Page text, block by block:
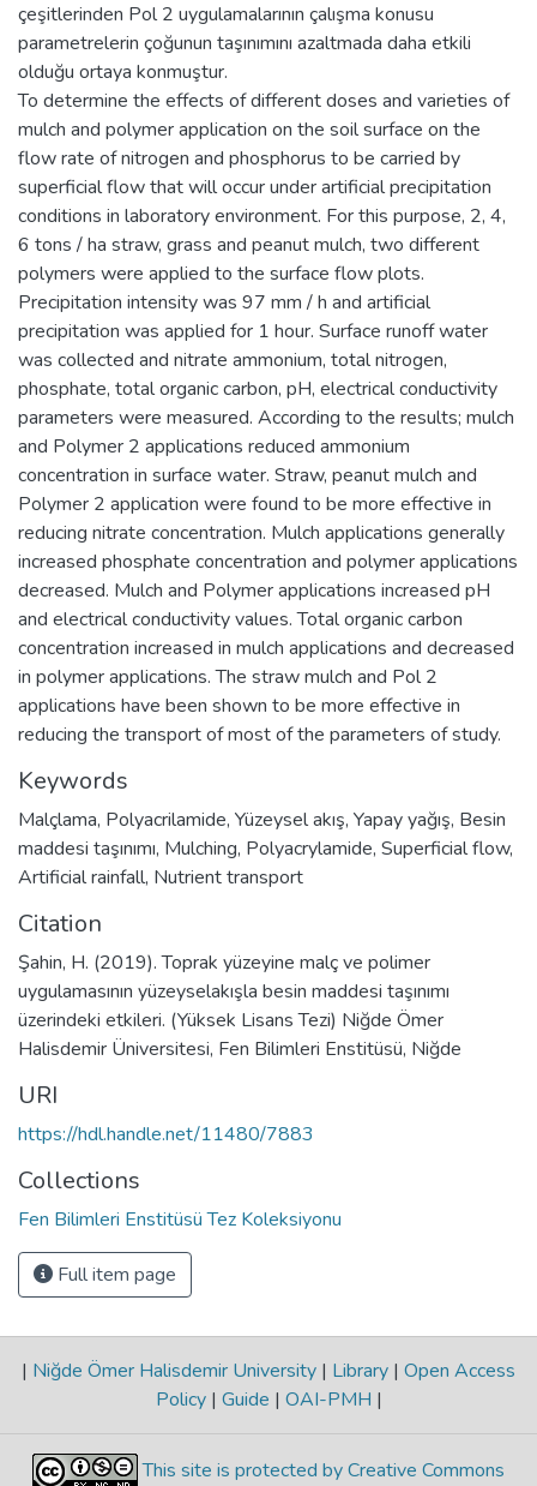
çeşitlerinden Pol 2 uygulamalarının çalışma konusu
parametrelerin çoğunun taşınımını azaltmada daha etkili
olduğu ortaya konmuştur.
To determine the effects of different doses and varieties of
mulch and polymer application on the soil surface on the
flow rate of nitrogen and phosphorus to be carried by
superficial flow that will occur under artificial precipitation
conditions in laboratory environment. For this purpose, 2, 4,
6 tons / ha straw, grass and peanut mulch, two different
polymers were applied to the surface flow plots.
Precipitation intensity was 97 mm / h and artificial
precipitation was applied for 1 hour. Surface runoff water
was collected and nitrate ammonium, total nitrogen,
phosphate, total organic carbon, pH, electrical conductivity
parameters were measured. According to the results; mulch
and Polymer 2 applications reduced ammonium
concentration in surface water. Straw, peanut mulch and
Polymer 2 application were found to be more effective in
reducing nitrate concentration. Mulch applications generally
increased phosphate concentration and polymer applications
decreased. Mulch and Polymer applications increased pH
and electrical conductivity values. Total organic carbon
concentration increased in mulch applications and decreased
in polymer applications. The straw mulch and Pol 2
applications have been shown to be more effective in
reducing the transport of most of the parameters of study.
Keywords
Malçlama, Polyacrilamide, Yüzeysel akış, Yapay yağış, Besin
maddesi taşınımı, Mulching, Polyacrylamide, Superficial flow,
Artificial rainfall, Nutrient transport
Citation
Şahin, H. (2019). Toprak yüzeyine malç ve polimer
uygulamasının yüzeyselakışla besin maddesi taşınımı
üzerindeki etkileri. (Yüksek Lisans Tezi) Niğde Ömer
Halisdemir Üniversitesi, Fen Bilimleri Enstitüsü, Niğde
URI
https://hdl.handle.net/11480/7883
Collections
Fen Bilimleri Enstitüsü Tez Koleksiyonu
Full item page
| Niğde Ömer Halisdemir University | Library | Open Access
Policy | Guide | OAI-PMH |
This site is protected by Creative Commons